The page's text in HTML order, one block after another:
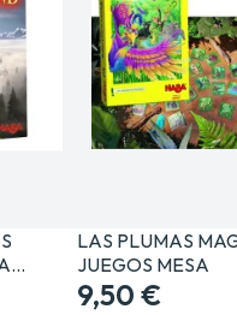
LAS PLUMAS
JUEGOS MESA
9,50 €